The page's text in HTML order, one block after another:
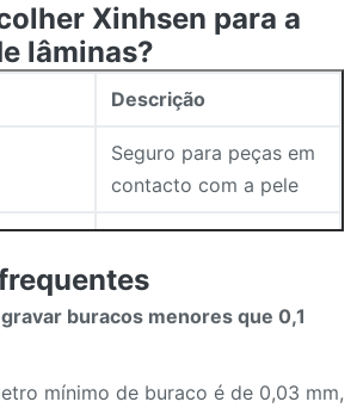
Xinhsen para a
lâminas?
Descrição
Seguro para peças em
contacto com a pele
Protótipo a > 500 000
peças/mês
Fornecimento direto de
energia ¥ rápido +
buracos menores que 0,1
mínimo de buraco é de 0,03 mm,